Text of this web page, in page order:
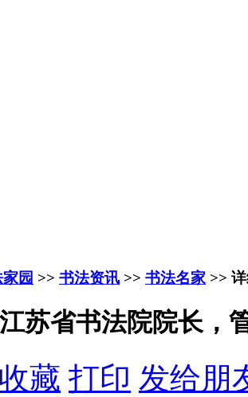
园 >> 书法资讯 >> 书法名家 >>
苏省书法院院长，
收藏 打印 发给朋